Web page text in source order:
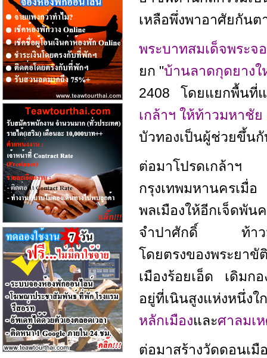
เหลือพึ่งพาอาศัยกัน
พระบาทสมเด็จพระจ
ยก "บ้านลาดกุดยาง
2408 โดยแยกพื้นที่แ
เกล้าฯ ให้ท้าวมหาชั
บัวทองเป็นผู้ช่วยขึ้นกั
ต่อมาโปรดเกล้าฯ
กรุงเทพมหานครเ
พลเมืองให้อีกเจ็ดพั
จำปาศักดิ์ ท้าวมห
โดยตรงของพระยา
เมืองร้อยเอ็ด เดิมก
อยู่ที่เนินสูงแห่งหนึ่
หลักเมืองและศาลมเ
ต่อมาสร้างวัดดอนเ